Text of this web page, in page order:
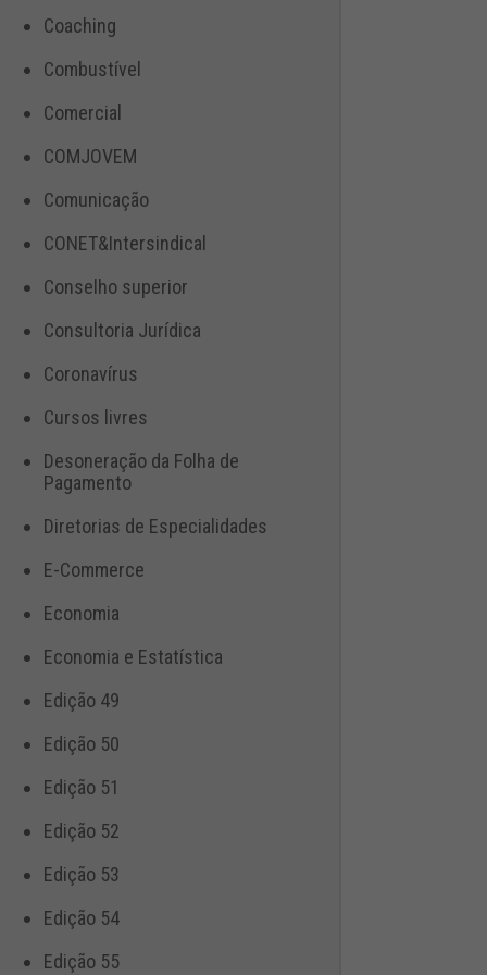
Coaching
Combustível
Comercial
COMJOVEM
Comunicação
CONET&Intersindical
Conselho superior
Consultoria Jurídica
Coronavírus
Cursos livres
Desoneração da Folha de
Pagamento
Diretorias de Especialidades
E-Commerce
Economia
Economia e Estatística
Edição 49
Edição 50
Edição 51
Edição 52
Edição 53
Edição 54
Edição 55